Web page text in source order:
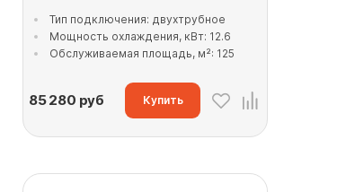
Тип подключения: двухтрубное
Мощность охлаждения, кВт: 12.6
Обслуживаемая площадь, м²: 125
85 280 руб Купить